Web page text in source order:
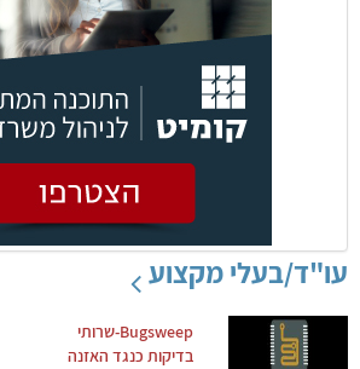
עו"ד/בעלי מקצוע
Bugsweep-שרותי
בדיקות כנגד האזנה